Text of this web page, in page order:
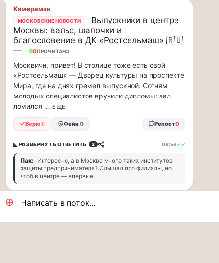
проблемами,
отстояв
в
очередь
и
заплатив
за
дорогой
бензин,
мы
вправе
рублей
10-
2...
Камераман
МОСКОВСКИЕ НОВОСТИ
Выпускники в центре
Москвы: вальс, шапочки и
благословение в ДК «Ростсельмаш» 🇷🇺
—
17ПРОЧИТАНО
Москвичи, привет! В столице тоже есть свой
«Ростсельмаш» — Дворец культуры на проспекте
Мира, где на днях гремел выпускной. Сотням
молодых специалистов вручили дипломы: зал
ломился
... ЕЩЁ
Верю0 Фейк0 Репост0
◣ РАЗВЕРНУТЬОТВЕТИТЬ 2 09:56✓✓
Пак: Интересно, а в Москве много таких институтов
защиты предпринимателя? Слышал про филиалы, но
чтоб в центре — впервые.
Камераман
Рок-хиты Scorpions
⊕ Написать в поток...